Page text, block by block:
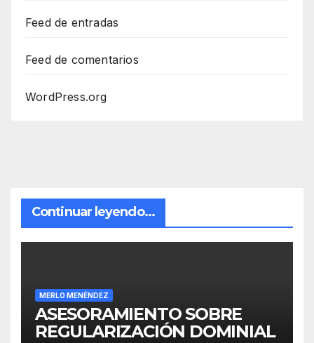
Feed de entradas
Feed de comentarios
WordPress.org
Continuar leyendo...
MERLO MENÉNDEZ
ASESORAMIENTO SOBRE
REGULARIZACIÓN DOMINIAL